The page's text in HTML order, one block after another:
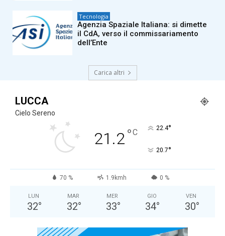
Tecnologia
Agenzia Spaziale Italiana: si dimette
il CdA, verso il commissariamento
dell’Ente
Carica altri
LUCCA
Cielo Sereno
21.2°C 22.4°
20.7°
70 % 1.9kmh 0 %
LUN
32°
MAR
32°
MER
33°
GIO
34°
VEN
30°